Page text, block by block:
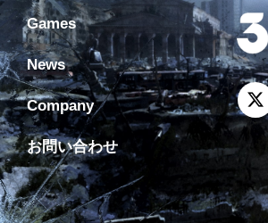
Games
News
Company
お問い合わせ